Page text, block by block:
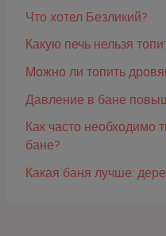
Что хотел Безликий?
Какую печь нельзя
Можно ли топить
Давление в бане
Как часто необходимо
бане?
Какая баня лучше: